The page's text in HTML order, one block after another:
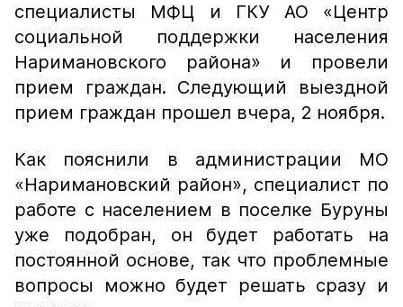
специалисты МФЦ и ГКУ АО «Центр
социальной поддержки населения
Наримановского района» и провели
прием граждан. Следующий выездной
прием граждан прошел вчера, 2 ноября.
Как пояснили в администрации МО
«Наримановский район», специалист по
работе с населением в поселке Буруны
уже подобран, он будет работать на
постоянной основе, так что проблемные
вопросы можно будет решать сразу и